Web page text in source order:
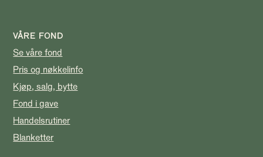
VÅRE FOND
Se våre fond
Pris og nøkkelinfo
Kjøp, salg, bytte
Fond i gave
Handelsrutiner
Blanketter